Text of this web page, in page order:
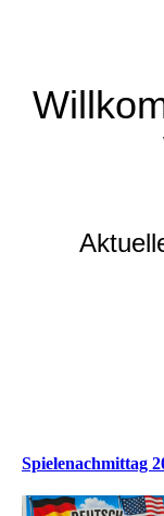
Spielenachmittag